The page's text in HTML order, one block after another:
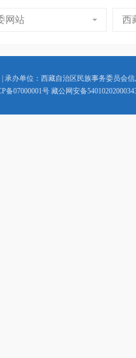
网站 西
承办单位：西藏自治区民族事务委员会
备07000001号 藏公网安备